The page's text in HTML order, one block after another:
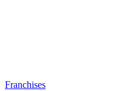
Franchises